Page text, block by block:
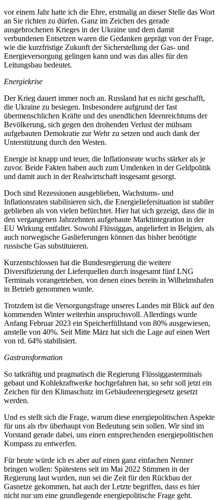
vor einem Jahr hatte ich die Ehre, erstmalig an dieser Stelle das Wort
an Sie richten zu dürfen. Ganz im Zeichen des gerade
ausgebrochenen Krieges in der Ukraine und dem damit
verbundenen Entsetzen waren die Gedanken geprägt von der Frage,
wie die kurzfristige Zukunft der Sicherstellung der Gas- und
Energieversorgung gelingen kann und was das alles für den
Leitungsbau bedeutet.
Energiekrise
Der Krieg dauert immer noch an. Russland hat es nicht geschafft,
die Ukraine zu besiegen. Insbesondere aufgrund der fast
übermenschlichen Kräfte und des unendlichen Ideenreichtums der
Bevölkerung, sich gegen den drohenden Verlust der mühsam
aufgebauten Demokratie zur Wehr zu setzen und auch dank der
Unterstützung durch den Westen.
Energie ist knapp und teuer, die Inflationsrate wuchs stärker als je
zuvor. Beide Fakten haben auch zum Umdenken in der Geldpolitik
und damit auch in der Realwirtschaft insgesamt gesorgt.
Doch sind Rezessionen ausgeblieben, Wachstums- und
Inflationsraten stabilisieren sich, die Energieliefersituation ist stabiler
geblieben als von vielen befürchtet. Hier hat sich gezeigt, dass die in
den vergangenen Jahrzehnten aufgebaute Marktintegration in der
EU Wirkung entfaltet. Sowohl Flüssiggas, angeliefert in Belgien, als
auch norwegische Gaslieferungen können das bisher benötigte
russische Gas substituieren.
Kurzentschlossen hat die Bundesregierung die weitere
Diversifizierung der Lieferquellen durch insgesamt fünf LNG
Terminals vorangetrieben, von denen eines bereits in Wilhelmshafen
in Betrieb genommen wurde.
Trotzdem ist die Versorgungsfrage unseres Landes mit Blick auf den
kommenden Winter weiterhin anspruchsvoll. Allerdings wurde
Anfang Februar 2023 ein Speicherfüllstand von 80% ausgewiesen,
anstelle von 40%. Seit Mitte März hat sich die Lage auf einen Wert
von rd. 64% stabilisiert.
Gastransformation
So tatkräftig und pragmatisch die Regierung Flüssiggasterminals
gebaut und Kohlekraftwerke hochgefahren hat, so sehr soll jetzt ein
Zeichen für den Klimaschutz im Gebäudeenergiegesetz gesetzt
werden.
Und es stellt sich die Frage, warum diese energiepolitischen Aspekte
für uns als rbv überhaupt von Bedeutung sein sollen. Wir sind im
Vorstand gerade dabei, uns einen entsprechenden energiepolitischen
Kompass zu entwerfen.
Für heute würde ich es aber auf einen ganz einfachen Nenner
bringen wollen: Spätestens seit im Mai 2022 Stimmen in der
Regierung laut wurden, nun sei die Zeit für den Rückbau der
Gasnetze gekommen, hat auch der Letzte begriffen, dass es hier
nicht nur um eine grundlegende energiepolitische Frage geht.